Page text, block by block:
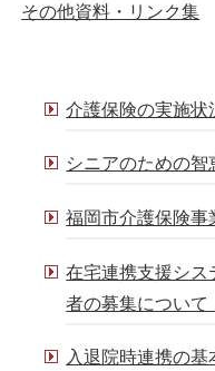
その他資料・リンク集
介護保険の実施状
シニアのための智
福岡市介護保険事
在宅連携支援シス
者の募集について
入退院時連携の基